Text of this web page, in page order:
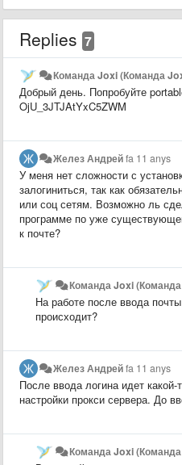
Replies 7
Команда Joxi (Команда
Добрый день. Попробуйте
OjU_3JTJAtYxC5ZWM
Желез Андрейfa 11 anys
У меня нет сложности с
залогиниться, так как
или соц сетям. Возможно ль
программе по уже
к почте?
Команда Joxi
На работе после ввода
происходит?
Желез Андрейfa 11 anys
После ввода логина идет
настройки прокси сервера. До
Команда Joxi